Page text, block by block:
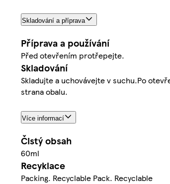
Skladování a příprava
Příprava a používání
Před otevřením protřepejte.
Skladování
Skladujte a uchovávejte v suchu.Po
strana obalu.
Více informací
Čistý obsah
60ml
Recyklace
Packing. Recyclable Pack. Recyclable